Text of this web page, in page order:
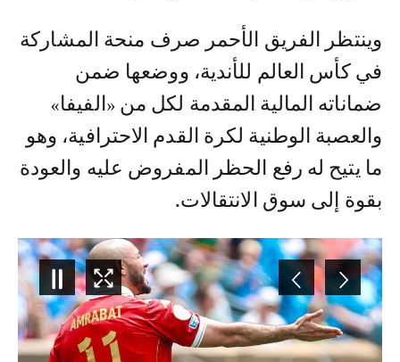
وينتظر الفريق الأحمر صرف منحة المشاركة
في كأس العالم للأندية، ووضعها ضمن
ضماناته المالية المقدمة لكل من «الفيفا»
والعصبة الوطنية لكرة القدم الاحترافية، وهو
ما يتيح له رفع الحظر المفروض عليه والعودة
بقوة إلى سوق الانتقالات.